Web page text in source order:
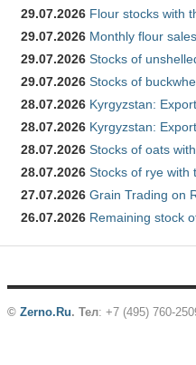
29.07.2026 Flour stocks with
29.07.2026 Monthly flour
29.07.2026 Stocks of
29.07.2026 Stocks of
28.07.2026 Kyrgyzstan:
28.07.2026 Kyrgyzstan:
28.07.2026 Stocks of oats
28.07.2026 Stocks of rye with
27.07.2026 Grain Trading on
26.07.2026 Remaining stock
© Zerno.Ru. Тел: +7 (495) 760-